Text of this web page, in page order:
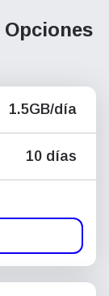
Opciones
1.5GB/día
10 días